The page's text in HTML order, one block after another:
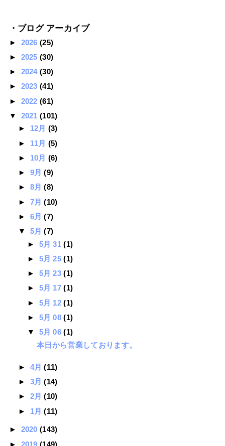
・ブログ アーカイブ
► 2026(25)
► 2025(30)
► 2024(30)
► 2023(41)
► 2022(61)
▼ 2021(101)
► 12月 (3)
► 11月 (5)
► 10月 (6)
► 9月(9)
► 8月(8)
► 7月(10)
► 6月(7)
▼ 5月(7)
► 5月 31(1)
► 5月 25(1)
► 5月 23(1)
► 5月 17(1)
► 5月 12(1)
► 5月 08(1)
▼ 5月 06(1)
本日から営業しております。
► 4月(11)
► 3月(14)
► 2月(10)
► 1月(11)
► 2020(143)
► 2019(149)